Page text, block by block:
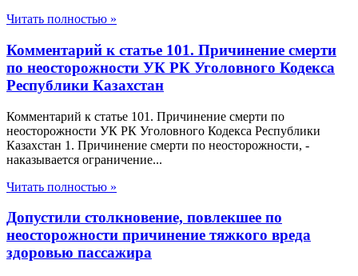
Читать полностью »
Комментарий к статье 101. Причинение смерти
по неосторожности УК РК Уголовного Кодекса
Республики Казахстан
Комментарий к статье 101. Причинение смерти по
неосторожности УК РК Уголовного Кодекса Республики
Казахстан 1. Причинение смерти по неосторожности, -
наказывается ограничение...
Читать полностью »
Допустили столкновение, повлекшее по
неосторожности причинение тяжкого вреда
здоровью пассажира